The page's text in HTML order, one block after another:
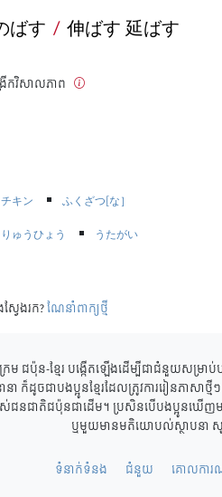
ばす / 伸ばす 延ばす
រីកវិសាលភាព
チキン
ふくざつ[な］
りゅうひょう
うたがい
ែងរក?ណែនាំពាក្យថ្មី
រម ជប៉ុន-ខ្មែរ បង្កើតឡើងដើម្បីជាជំនួយសម្រ
ានា ក៏ដូចជាបងប្អូនខ្មែរដែលត្រូវការរៀនភាស
ស់ជនជាតិជប៉ុនជាដើម។ ប្រសិនបើបងប្អូនឃើញ
ឬមួយមានមតិយោបល់ស្ថាបនា
ទំនាក់ទំនង ជំនួយ គោលកា